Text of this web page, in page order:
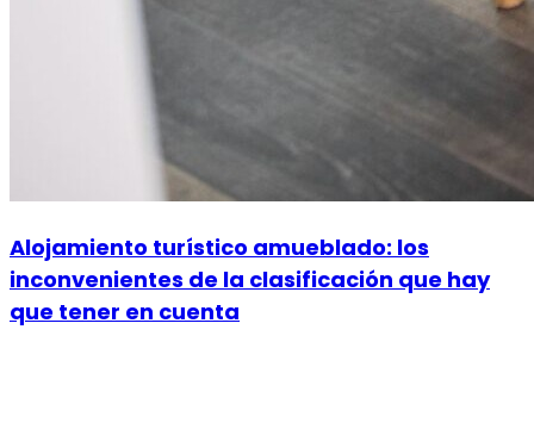
Alojamiento turístico amueblado: los
inconvenientes de la clasificación que hay
que tener en cuenta